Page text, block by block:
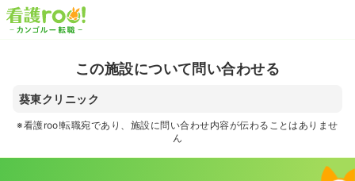
この施設について問い合わせる
葵東クリニック
※看護roo!転職宛であり、施設に問い合わせ内容が伝わることはありませ
ん